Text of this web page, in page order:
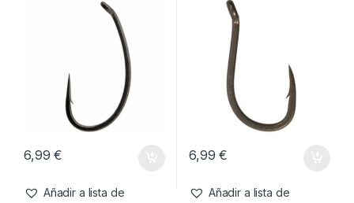
6,99€
Añadir a lista de
6,99€
Añadir a lista de